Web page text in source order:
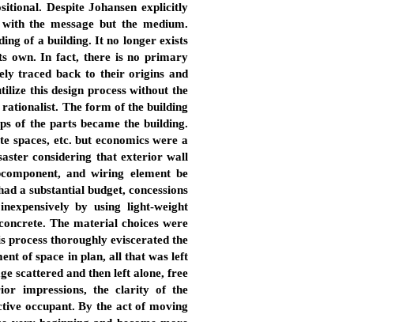
Despite Johansen explicitly
the message but the medium.
of a building. It no longer exists
own. In fact, there is no primary
traced back to their origins and
this design process without the
The form of the building
of the parts became the building.
spaces, etc. but economics were a
considering that exterior wall
and wiring element be
a substantial budget, concessions
by using light-weight
The material choices were
thoroughly eviscerated the
of space in plan, all that was left
scattered and then left alone, free
impressions, the clarity of the
occupant. By the act of moving